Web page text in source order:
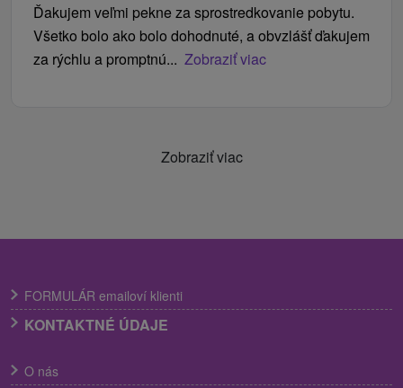
Ďakujem veľmi pekne za sprostredkovanie pobytu.
Všetko bolo ako bolo dohodnuté, a obvzlášť ďakujem
za rýchlu a promptnú... Zobraziť viac
Zobraziť viac
FORMULÁR emailoví klienti
KONTAKTNÉ ÚDAJE
O nás